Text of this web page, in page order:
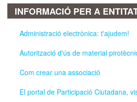
INFORMACIÓ PER A
Administració electrònica: t'ajudem!
Autorització d'ús de material
Com crear una associació
El portal de Participació Ciutadana,